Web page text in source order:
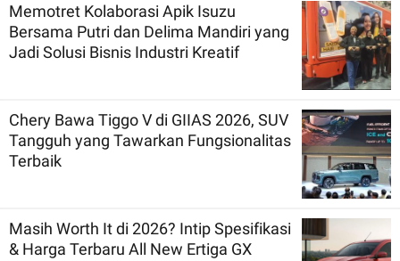
Memotret Kolaborasi Apik Isuzu
Bersama Putri dan Delima Mandiri yang
Jadi Solusi Bisnis Industri Kreatif
Chery Bawa Tiggo V di GIIAS 2026, SUV
Tangguh yang Tawarkan Fungsionalitas
Terbaik
Masih Worth It di 2026? Intip Spesifikasi
& Harga Terbaru All New Ertiga GX